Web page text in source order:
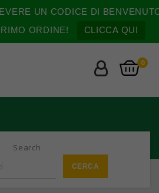
UN CODICE DI
ORDINE!
CLICCA QUI
0
Search